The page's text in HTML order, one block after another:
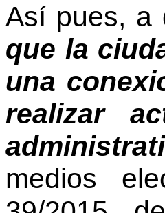
Así pues,
que la
una
realizar
medios